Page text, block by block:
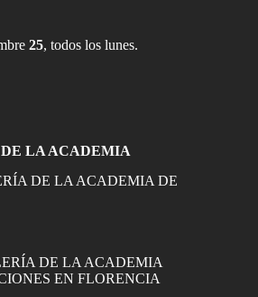
25, todos los lunes.
LA ACADEMIA
DE LA ACADEMIA DE
DE LA ACADEMIA
EN FLORENCIA